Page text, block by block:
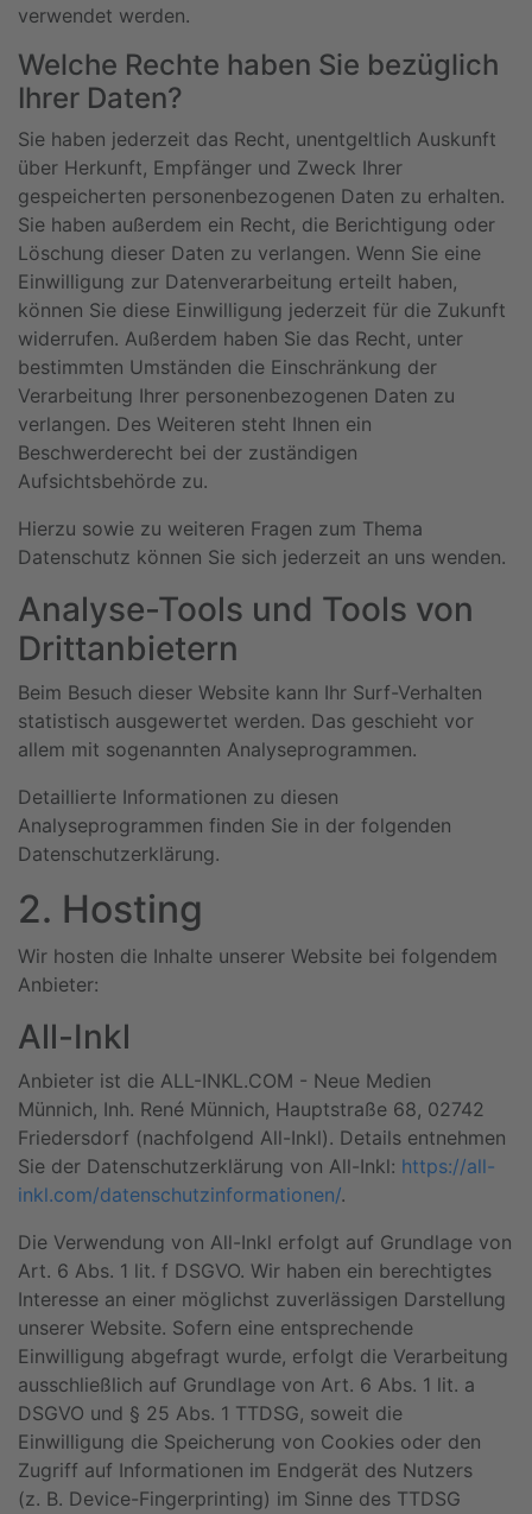
verwendet werden.
Welche Rechte haben Sie bezüglich
Ihrer Daten?
Sie haben jederzeit das Recht, unentgeltlich Auskunft
über Herkunft, Empfänger und Zweck Ihrer
gespeicherten personenbezogenen Daten zu erhalten.
Sie haben außerdem ein Recht, die Berichtigung oder
Löschung dieser Daten zu verlangen. Wenn Sie eine
Einwilligung zur Datenverarbeitung erteilt haben,
können Sie diese Einwilligung jederzeit für die Zukunft
widerrufen. Außerdem haben Sie das Recht, unter
bestimmten Umständen die Einschränkung der
Verarbeitung Ihrer personenbezogenen Daten zu
verlangen. Des Weiteren steht Ihnen ein
Beschwerderecht bei der zuständigen
Aufsichtsbehörde zu.
Hierzu sowie zu weiteren Fragen zum Thema
Datenschutz können Sie sich jederzeit an uns wenden.
Analyse-Tools und Tools von
Dritt­anbietern
Beim Besuch dieser Website kann Ihr Surf-Verhalten
statistisch ausgewertet werden. Das geschieht vor
allem mit sogenannten Analyseprogrammen.
Detaillierte Informationen zu diesen
Analyseprogrammen finden Sie in der folgenden
Datenschutzerklärung.
2. Hosting
Wir hosten die Inhalte unserer Website bei folgendem
Anbieter:
All-Inkl
Anbieter ist die ALL-INKL.COM - Neue Medien
Münnich, Inh. René Münnich, Hauptstraße 68, 02742
Friedersdorf (nachfolgend All-Inkl). Details entnehmen
Sie der Datenschutzerklärung von All-Inkl: https://all-
inkl.com/datenschutzinformationen/.
Die Verwendung von All-Inkl erfolgt auf Grundlage von
Art. 6 Abs. 1 lit. f DSGVO. Wir haben ein berechtigtes
Interesse an einer möglichst zuverlässigen Darstellung
unserer Website. Sofern eine entsprechende
Einwilligung abgefragt wurde, erfolgt die Verarbeitung
ausschließlich auf Grundlage von Art. 6 Abs. 1 lit. a
DSGVO und § 25 Abs. 1 TTDSG, soweit die
Einwilligung die Speicherung von Cookies oder den
Zugriff auf Informationen im Endgerät des Nutzers
(z. B. Device-Fingerprinting) im Sinne des TTDSG